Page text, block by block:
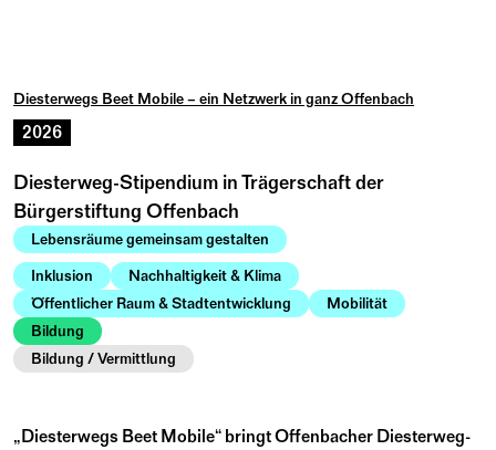
Diesterwegs Beet Mobile – ein Netzwerk in ganz Offenbach
2026
Diesterweg-Stipendium in Trägerschaft der
Bürgerstiftung Offenbach
Lebensräume gemeinsam gestalten
Inklusion
Nachhaltigkeit & Klima
Öffentlicher Raum & Stadtentwicklung
Mobilität
Bildung
Bildung / Vermittlung
„Diesterwegs Beet Mobile“ bringt Offenbacher Diesterweg-